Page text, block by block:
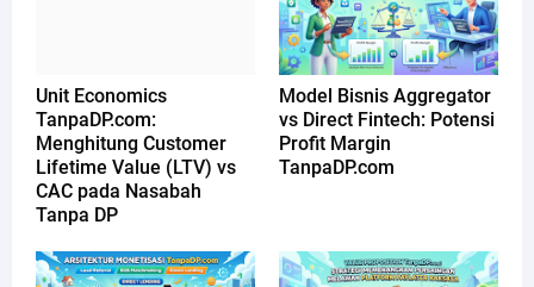
Unit Economics
TanpaDP.com:
Menghitung Customer
Lifetime Value (LTV) vs
CAC pada Nasabah
Tanpa DP
Model Bisnis Aggregator
vs Direct Fintech: Potensi
Profit Margin
TanpaDP.com